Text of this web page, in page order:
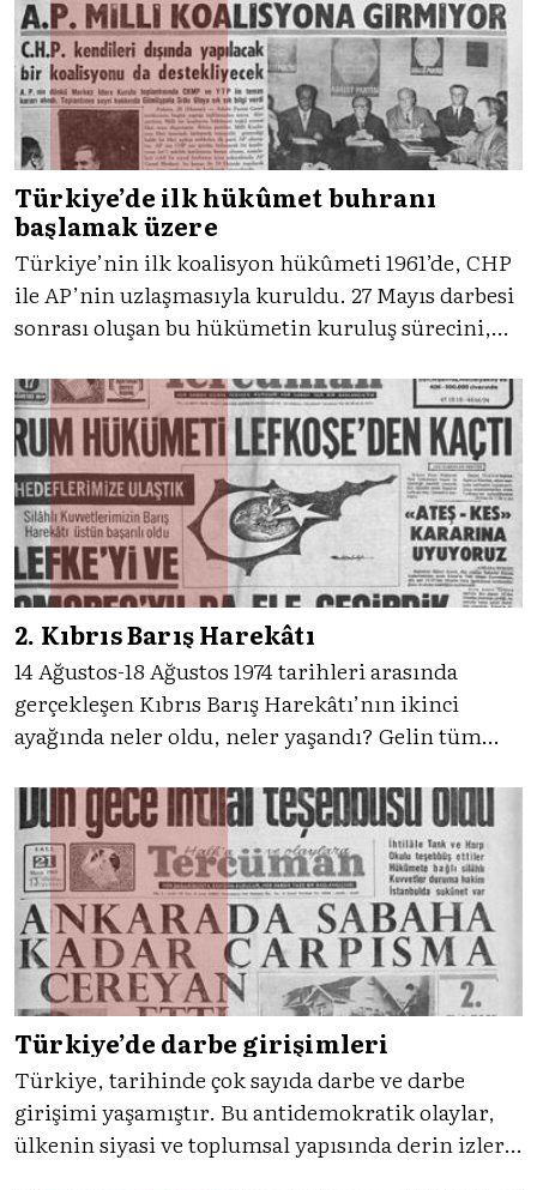
Türkiye’de ilk hükûmet buhranı
başlamak üzere
Türkiye’nin ilk koalisyon hükûmeti 1961’de, CHP
ile AP’nin uzlaşmasıyla kuruldu. 27 Mayıs darbesi
sonrası oluşan bu hükümetin kuruluş sürecini,
2. Kıbrıs Barış Harekâtı
14 Ağustos-18 Ağustos 1974 tarihleri arasında
gerçekleşen Kıbrıs Barış Harekâtı’nın ikinci
ayağında neler oldu, neler yaşandı? Gelin tüm
Türkiye’de darbe girişimleri
Türkiye, tarihinde çok sayıda darbe ve darbe
girişimi yaşamıştır. Bu antidemokratik olaylar,
ülkenin siyasi ve toplumsal yapısında derin izler